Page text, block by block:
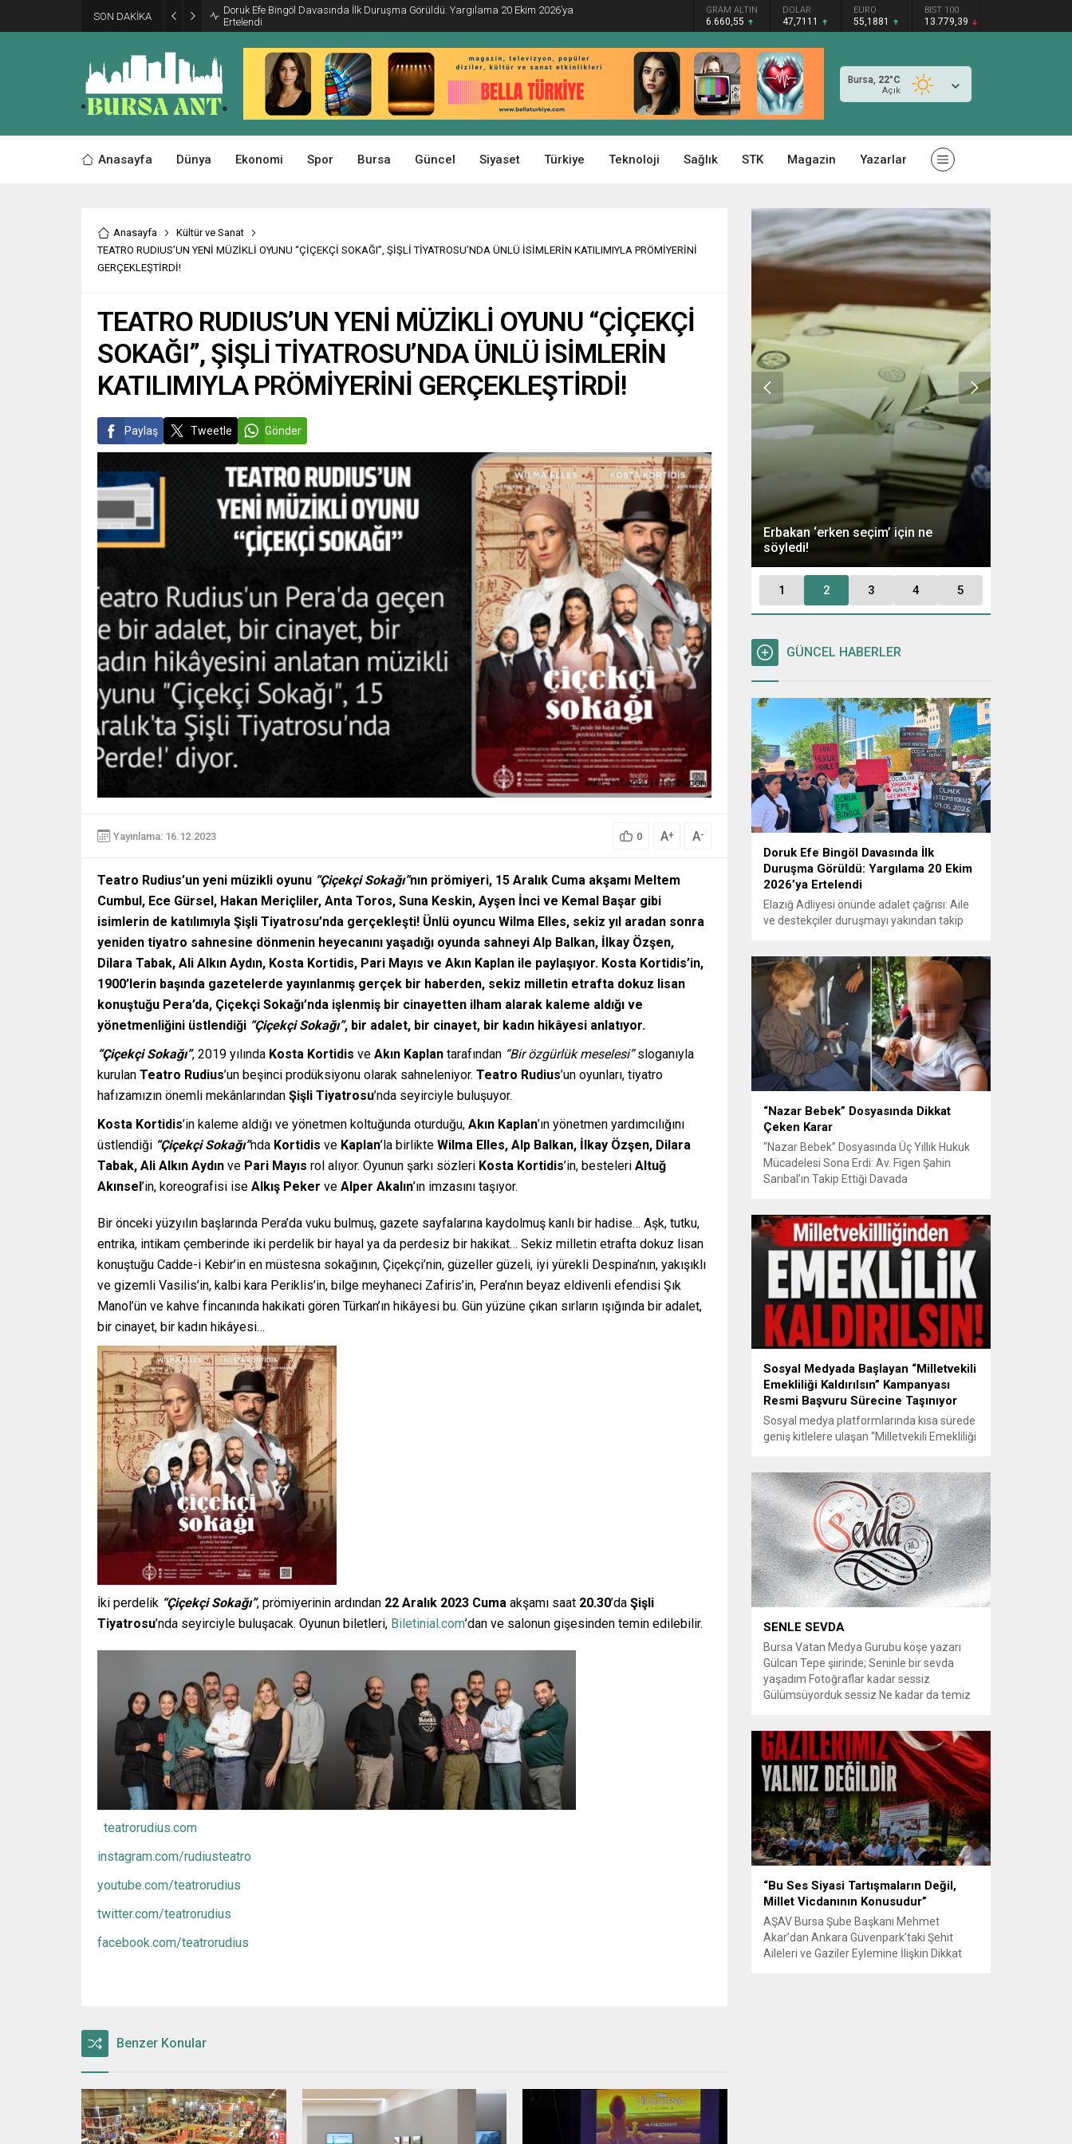
SON DAKİKA
Doruk Efe Bingöl Davasında İlk Duruşma Görüldü: Yargılama 20 Ekim 2026’ya
Ertelendi
GRAM ALTIN
6.660,55
DOLAR
47,7111
EURO
55,1881
BIST 100
13.779,39
Bursa, 22°C
Açık
Anasayfa Dünya Ekonomi Spor Bursa Güncel Siyaset Türkiye Teknoloji Sağlık STK Magazin Yazarlar
Anasayfa
Kültür ve Sanat
TEATRO RUDIUS’UN YENİ MÜZİKLİ OYUNU “ÇİÇEKÇİ SOKAĞI”, ŞİŞLİ TİYATROSU’NDA ÜNLÜ İSİMLERİN KATILIMIYLA PRÖMİYERİNİ
GERÇEKLEŞTİRDİ!
TEATRO RUDIUS’UN YENİ MÜZİKLİ OYUNU “ÇİÇEKÇİ
SOKAĞI”, ŞİŞLİ TİYATROSU’NDA ÜNLÜ İSİMLERİN
KATILIMIYLA PRÖMİYERİNİ GERÇEKLEŞTİRDİ!
Paylaş Tweetle Gönder
Yayınlama: 16.12.2023 0 A+ A-
Teatro Rudius’un yeni müzikli oyunu “Çiçekçi Sokağı”nın prömiyeri, 15 Aralık Cuma akşamı Meltem
Cumbul, Ece Gürsel, Hakan Meriçliler, Anta Toros, Suna Keskin, Ayşen İnci ve Kemal Başar gibi
isimlerin de katılımıyla Şişli Tiyatrosu’nda gerçekleşti! Ünlü oyuncu Wilma Elles, sekiz yıl aradan sonra
yeniden tiyatro sahnesine dönmenin heyecanını yaşadığı oyunda sahneyi Alp Balkan, İlkay Özşen,
Dilara Tabak, Ali Alkın Aydın, Kosta Kortidis, Pari Mayıs ve Akın Kaplan ile paylaşıyor. Kosta Kortidis’in,
1900’lerin başında gazetelerde yayınlanmış gerçek bir haberden, sekiz milletin etrafta dokuz lisan
konuştuğu Pera’da, Çiçekçi Sokağı’nda işlenmiş bir cinayetten ilham alarak kaleme aldığı ve
yönetmenliğini üstlendiği “Çiçekçi Sokağı”, bir adalet, bir cinayet, bir kadın hikâyesi anlatıyor.
“Çiçekçi Sokağı”, 2019 yılında Kosta Kortidis ve Akın Kaplan tarafından “Bir özgürlük meselesi”sloganıyla
kurulan Teatro Rudius’un beşinci prodüksiyonu olarak sahneleniyor. Teatro Rudius’un oyunları, tiyatro
hafızamızın önemli mekânlarından Şişli Tiyatrosu’nda seyirciyle buluşuyor.
Kosta Kortidis’in kaleme aldığı ve yönetmen koltuğunda oturduğu, Akın Kaplan’ın yönetmen yardımcılığını
üstlendiği “Çiçekçi Sokağı”nda Kortidis ve Kaplan’la birlikte Wilma Elles, Alp Balkan, İlkay Özşen, Dilara
Tabak, Ali Alkın Aydın ve Pari Mayıs rol alıyor. Oyunun şarkı sözleri Kosta Kortidis’in, besteleri Altuğ
Akınsel’in, koreografisi ise Alkış Peker ve Alper Akalın’ın imzasını taşıyor.
Bir önceki yüzyılın başlarında Pera’da vuku bulmuş, gazete sayfalarına kaydolmuş kanlı bir hadise… Aşk, tutku,
entrika, intikam çemberinde iki perdelik bir hayal ya da perdesiz bir hakikat… Sekiz milletin etrafta dokuz lisan
konuştuğu Cadde-i Kebir’in en müstesna sokağının, Çiçekçi’nin, güzeller güzeli, iyi yürekli Despina’nın, yakışıklı
ve gizemli Vasilis’in, kalbi kara Periklis’in, bilge meyhaneci Zafiris’in, Pera’nın beyaz eldivenli efendisi Şık
Manol’ün ve kahve fincanında hakikati gören Türkan’ın hikâyesi bu. Gün yüzüne çıkan sırların ışığında bir adalet,
bir cinayet, bir kadın hikâyesi…
İki perdelik “Çiçekçi Sokağı”, prömiyerinin ardından 22 Aralık 2023 Cuma akşamı saat 20.30’da Şişli
Tiyatrosu’nda seyirciyle buluşacak. Oyunun biletleri, Biletinial.com’dan ve salonun gişesinden temin edilebilir.
teatrorudius.com
instagram.com/rudiusteatro
youtube.com/teatrorudius
twitter.com/teatrorudius
facebook.com/teatrorudius
Benzer Konular
“Engellilik Bir Eksiklik Değil,
Adalet Meselesidir”
Erbakan ‘erken seçim’ için ne
söyledi!
1 2 3 4 5
GÜNCEL HABERLER
Doruk Efe Bingöl Davasında İlk
Duruşma Görüldü: Yargılama 20 Ekim
2026’ya Ertelendi
Elazığ Adliyesi önünde adalet çağrısı: Aile
ve destekçiler duruşmayı yakından takip
soruşturması kapsamında açılan davanın
ilk duruşması Elazığ 2. Ağır Ceza
Mahkemesi’nde görüldü. Kamuoyunun
yakından takip ettiği davanın ilk duruşması
öncesinde, Doruk Efe Bingöl’ün ailesine
destek olmak isteyen çok...
“Nazar Bebek” Dosyasında Dikkat
Çeken Karar
“Nazar Bebek” Dosyasında Üç Yıllık Hukuk
Mücadelesi Sona Erdi: Av. Figen Şahin
Sarıbal’ın Takip Ettiği Davada
Türkiye’de uluslararası hukuk boyutlarıyla
görüldü BURSA – Avusturya’da başlayan
ve Türkiye’de yaklaşık üç yıl boyunca
devam eden “Nazar Bebek” dosyasında
yargılama süreci tamamlandı. Bursa 3.
Aile...
Sosyal Medyada Başlayan “Milletvekili
Emekliliği Kaldırılsın” Kampanyası
Resmi Başvuru Sürecine Taşınıyor
Sosyal medya platformlarında kısa sürede
geniş kitlelere ulaşan “Milletvekili Emekliliği
vatandaşlar, milletvekillerine tanınan
emeklilik haklarının yeniden düzenlenmesi
talebiyle TBMM Dilekçe Komisyonu ve
Cumhurbaşkanlığı İletişim Merkezi
(CİMER) üzerinden resmi başvurular
yapılması çağrısında bulunuyor. Son
dönemde sosyal medya platformlarında
en çok konuşulan konular arasında...
SENLE SEVDA
Bursa Vatan Medya Gurubu köşe yazarı
Gülcan Tepe şiirinde; Seninle bir sevda
yaşadım Fotoğraflar kadar sessiz
Gülümsüyorduk sessiz Ne kadar da temiz
bakışın yetiyordu gözlerime Dünyayı
tutturmaya ben de Kalbim Sen Diye çırpınıp
duruyordu Zamana yarışıyordu inat Hayata
Senle...
“Bu Ses Siyasi Tartışmaların Değil,
Millet Vicdanının Konusudur”
AŞAV Bursa Şube Başkanı Mehmet
Akar’dan Ankara Güvenpark’taki Şehit
Aileleri ve Gaziler Eylemine İlişkin Dikkat